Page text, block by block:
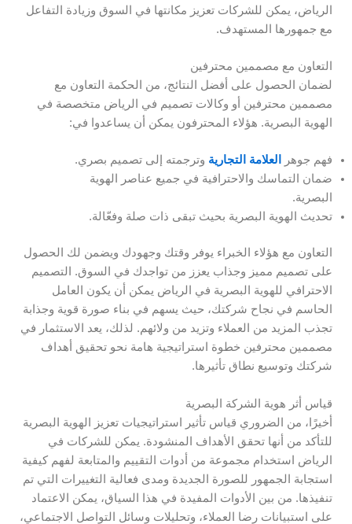
الرياض، يمكن للشركات تعزيز مكانتها في السوق وزيادة التفاعل
مع جمهورها المستهدف.
التعاون مع مصممين محترفين
لضمان الحصول على أفضل النتائج، من الحكمة التعاون مع
مصممين محترفين أو وكالات تصميم في الرياض متخصصة في
الهوية البصرية. هؤلاء المحترفون يمكن أن يساعدوا في:
فهم جوهر العلامة التجارية وترجمته إلى تصميم بصري.
ضمان التماسك والاحترافية في جميع عناصر الهوية
البصرية.
تحديث الهوية البصرية بحيث تبقى ذات صلة وفعّالة.
التعاون مع هؤلاء الخبراء يوفر وقتك وجهودك ويضمن لك الحصول
على تصميم مميز وجذاب يعزز من تواجدك في السوق. التصميم
الاحترافي للهوية البصرية في الرياض يمكن أن يكون العامل
الحاسم في نجاح شركتك، حيث يسهم في بناء صورة قوية وجذابة
تجذب المزيد من العملاء وتزيد من ولائهم. لذلك، يعد الاستثمار في
مصممين محترفين خطوة استراتيجية هامة نحو تحقيق أهداف
شركتك وتوسيع نطاق تأثيرها.
قياس أثر هوية الشركة البصرية
أخيرًا، من الضروري قياس تأثير استراتيجيات تعزيز الهوية البصرية
للتأكد من أنها تحقق الأهداف المنشودة. يمكن للشركات في
الرياض استخدام مجموعة من أدوات التقييم والمتابعة لفهم كيفية
استجابة الجمهور للصورة الجديدة ومدى فعالية التغييرات التي تم
تنفيذها. من بين الأدوات المفيدة في هذا السياق، يمكن الاعتماد
على استبيانات رضا العملاء، وتحليلات وسائل التواصل الاجتماعي،